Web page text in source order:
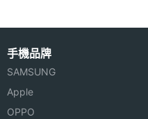
◎ 內建 Cortex A8,
◎ 30 萬畫素視訊鏡頭
◎ 支援 720P HD 影片播
主螢幕
材質
手機品牌
SAMSUNG
Apple
OPPO